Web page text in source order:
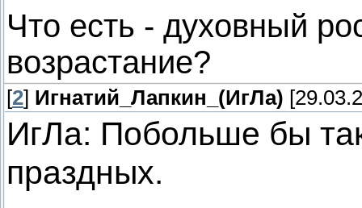
Что есть - духовный
возрастание?
[2] Игнатий_Лапкин_(ИгЛа)
ИгЛа: Побольше бы
праздных.